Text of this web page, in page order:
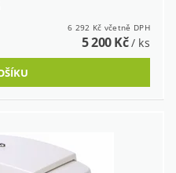
6 292 Kč včetně DPH
5 200 Kč/ ks